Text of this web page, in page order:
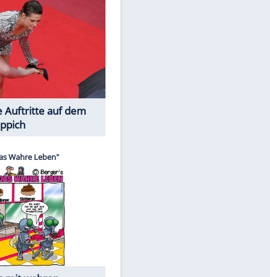
Spiele-Klassiker aus Asien
Die Öffentlichkeit schaut zu: